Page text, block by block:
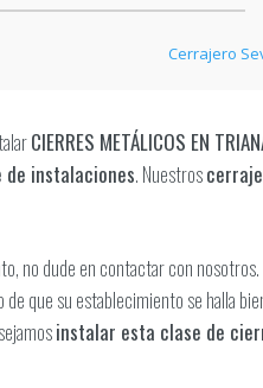
Cerrajero
CIERRES METÁLICOS EN
de instalaciones. Nuestros
no dude en contactar con
que su establecimiento se halla
instalar esta clase de